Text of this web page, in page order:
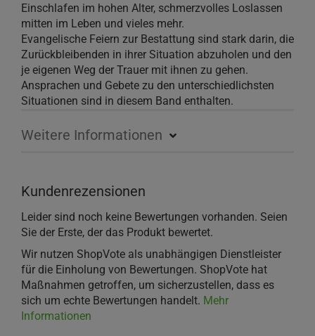
Einschlafen im hohen Alter, schmerzvolles Loslassen
mitten im Leben und vieles mehr.
Evangelische Feiern zur Bestattung sind stark darin, die
Zurückbleibenden in ihrer Situation abzuholen und den
je eigenen Weg der Trauer mit ihnen zu gehen.
Ansprachen und Gebete zu den unterschiedlichsten
Situationen sind in diesem Band enthalten.
Weitere Informationen
Kundenrezensionen
Leider sind noch keine Bewertungen vorhanden. Seien
Sie der Erste, der das Produkt bewertet.
Wir nutzen ShopVote als unabhängigen Dienstleister
für die Einholung von Bewertungen. ShopVote hat
Maßnahmen getroffen, um sicherzustellen, dass es
sich um echte Bewertungen handelt. Mehr
Informationen